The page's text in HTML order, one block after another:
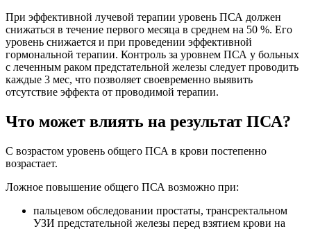
При эффективной лучевой терапии уровень ПСА должен
снижаться в течение первого месяца в среднем на 50 %. Его
уровень снижается и при проведении эффективной
гормональной терапии. Контроль за уровнем ПСА у больных
с леченным раком предстательной железы следует проводить
каждые 3 мес, что позволяет своевременно выявить
отсутствие эффекта от проводимой терапии.
Что может влиять на результат ПСА?
С возрастом уровень общего ПСА в крови постепенно
возрастает.
Ложное повышение общего ПСА возможно при:
пальцевом обследовании простаты, трансректальном
УЗИ предстательной железы перед взятием крови на